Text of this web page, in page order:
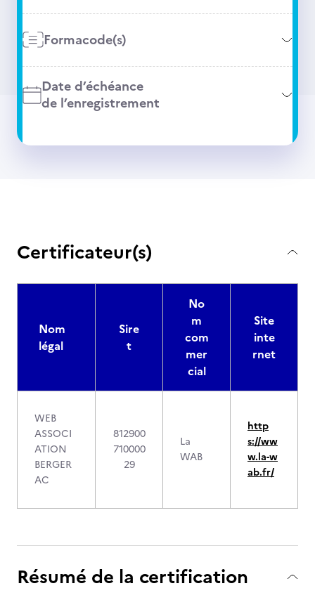
Formacode(s)
Date d’échéance
de l’enregistrement
Certificateur(s)
Nom
légal
Sire
t
No
m
com
mer
cial
Site
inte
rnet
WEB
ASSOCI
ATION
BERGER
AC
812900
710000
29
La
WAB
http
s://ww
w.la-w
ab.fr/
Résumé de la certification